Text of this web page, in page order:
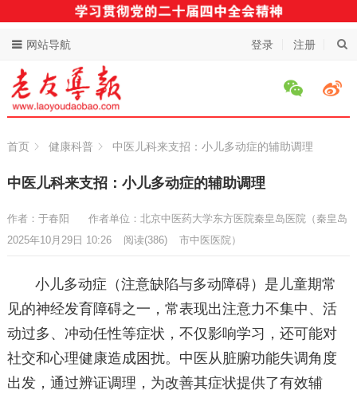
登录 注册
网站导航
首页 健康科普 中医儿科来支招：小儿多动症的辅助调理
中医儿科来支招：小儿多动症的辅助调理
作者：于春阳
作者单位：北京中医药大学东方医院秦皇岛医院（秦皇岛
市中医医院）
2025年10月29日 10:26 阅读(386)
小儿多动症（注意缺陷与多动障碍）是儿童期常
见的神经发育障碍之一，常表现出注意力不集中、活
动过多、冲动任性等症状，不仅影响学习，还可能对
社交和心理健康造成困扰。中医从脏腑功能失调角度
出发，通过辨证调理，为改善其症状提供了有效辅